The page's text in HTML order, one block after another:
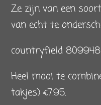
Ze zijn van een
van echt te
countryfield 809948
Heel mooi te
takjes) €7.95.